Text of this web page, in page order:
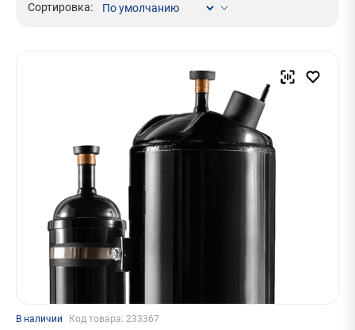
Цена 0 - 2000000 ₽
Охлаждение, кВт
1,5 кВт - 05 BTU
Сортировка:
В наличии Код товара: 233367